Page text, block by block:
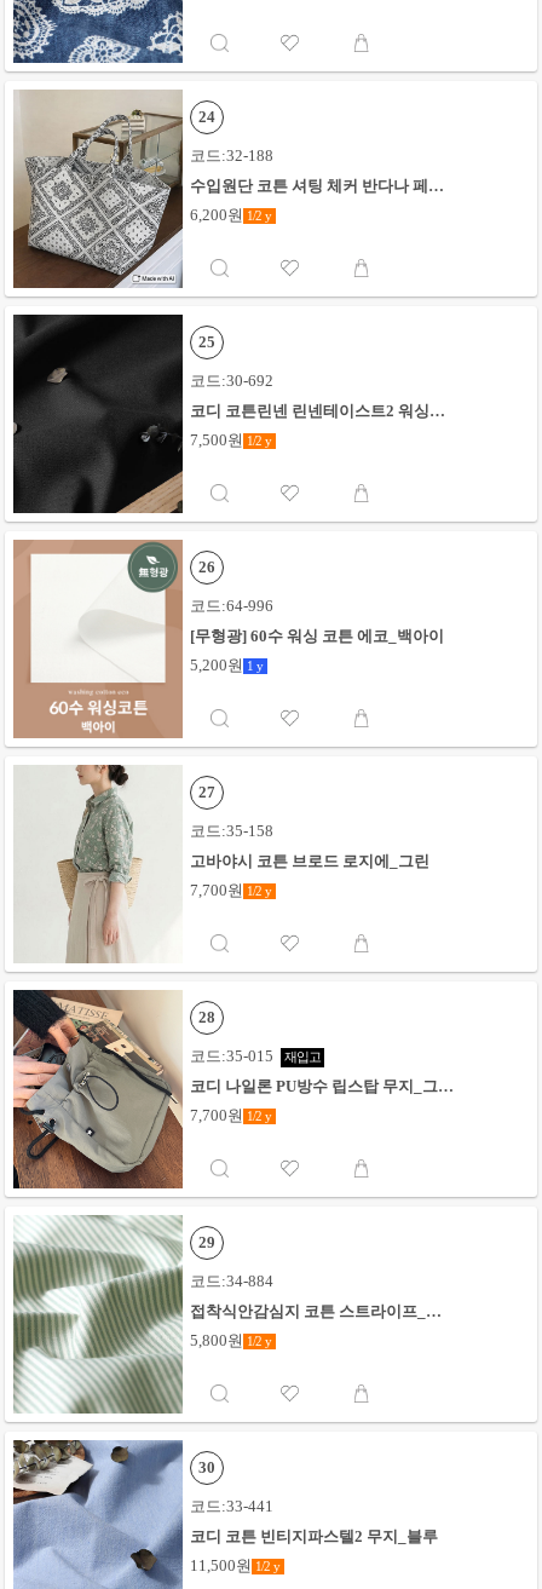
24
코드:32-188
수입원단 코튼 셔팅 체커 반다나 페이
6,200원 1/2 y
25
코드:30-692
코디 코튼린넨 린넨테이스트2 워싱무
7,500원 1/2 y
26
코드:64-996
[무형광] 60수 워싱 코튼 에코_백아이
5,200원 1 y
27
코드:35-158
고바야시 코튼 브로드 로지에_그린
7,700원 1/2 y
28
코드:35-015 재입고
코디 나일론 PU방수 립스탑 무지_그레
7,700원 1/2 y
29
코드:34-884
접착식안감심지 코튼 스트라이프_그
5,800원 1/2 y
30
코드:33-441
코디 코튼 빈티지파스텔2 무지_블루
11,500원 1/2 y